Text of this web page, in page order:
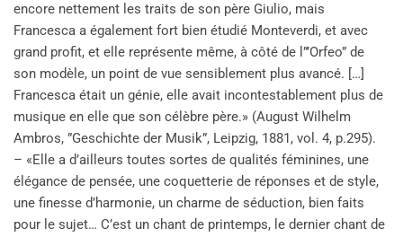
encore nettement les traits de son père Giulio, mais
Francesca a également fort bien étudié Monteverdi, et avec
grand profit, et elle représente même, à côté de l”’Orfeo” de
son modèle, un point de vue sensiblement plus avancé. […]
Francesca était un génie, elle avait incontestablement plus de
musique en elle que son célèbre père.» (August Wilhelm
Ambros, ”Geschichte der Musik”, Leipzig, 1881, vol. 4, p.295).
– «Elle a d’ailleurs toutes sortes de qualités féminines, une
élégance de pensée, une coquetterie de réponses et de style,
une finesse d’harmonie, un charme de séduction, bien faits
pour le sujet… C’est un chant de printemps, le dernier chant de